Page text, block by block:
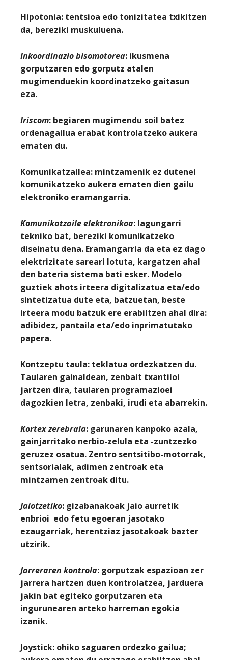
Hipotonia: tentsioa edo tonizitatea txikitzen
da, bereziki muskuluena.
Inkoordinazio bisomotorea: ikusmena
gorputzaren edo gorputz atalen
mugimenduekin koordinatzeko gaitasun
eza.
Iriscom: begiaren mugimendu soil batez
ordenagailua erabat kontrolatzeko aukera
ematen du.
Komunikatzailea: mintzamenik ez dutenei
komunikatzeko aukera ematen dien gailu
elektroniko eramangarria.
Komunikatzaile elektronikoa: lagungarri
tekniko bat, bereziki komunikatzeko
diseinatu dena. Eramangarria da eta ez dago
elektrizitate sareari lotuta, kargatzen ahal
den bateria sistema bati esker. Modelo
guztiek ahots irteera digitalizatua eta/edo
sintetizatua dute eta, batzuetan, beste
irteera modu batzuk ere erabiltzen ahal dira:
adibidez, pantaila eta/edo inprimatutako
papera.
Kontzeptu taula: teklatua ordezkatzen du.
Taularen gainaldean, zenbait txantiloi
jartzen dira, taularen programazioei
dagozkien letra, zenbaki, irudi eta abarrekin.
Kortex zerebrala: garunaren kanpoko azala,
gainjarritako nerbio-zelula eta -zuntzezko
geruzez osatua. Zentro sentsitibo-motorrak,
sentsorialak, adimen zentroak eta
mintzamen zentroak ditu.
Jaiotzetiko: gizabanakoak jaio aurretik
enbrioi edo fetu egoeran jasotako
ezaugarriak, herentziaz jasotakoak bazter
utzirik.
Jarreraren kontrola: gorputzak espazioan zer
jarrera hartzen duen kontrolatzea, jarduera
jakin bat egiteko gorputzaren eta
ingurunearen arteko harreman egokia
izanik.
Joystick: ohiko saguaren ordezko gailua;